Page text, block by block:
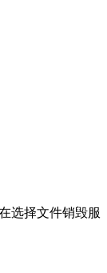
选择文件销毁服